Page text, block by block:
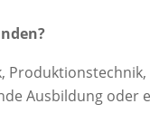
Produktionstechnik,
Ausbildung oder